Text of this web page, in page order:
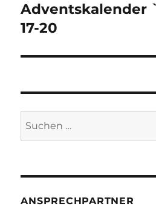
Nächster
Beitrag:
Adventskalender
17-20
ANSPRECHPARTNER